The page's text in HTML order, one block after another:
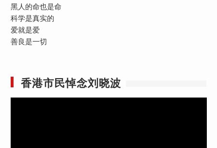
黑人的命也是命
科学是真实的
爱就是爱
善良是一切
香港市民悼念刘晓波